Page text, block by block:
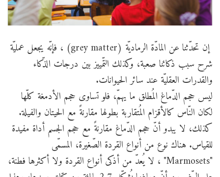
إن تحدّثنا عن المادّة الرماديّة (grey matter) ، فإنّه يجعل عمليّة
شرح سبب ذكائنا صعبة، وكذلك التّمييز بين درجات الذّكاء
والقدرات العقليّة عند سائر الحيوانات.
ليس حجم الدّماغ المُطلق ما يهمّ، فلو تساوى حجم الأدمغة كلّها
لكان النّاس كالأقزام المُتقاربة بطولها مقارنةً مع الحيتان والفيلة.
كذلك، لا يبدو أنّ حجم الدّماغ مقارنةً مع حجم الجسم أداة مفيدة
للقياس. هناك نوع من أنواع القردة الصّغيرة، المسمّى
"Marmosets" ، لا يُعدّ من أذكى أنواع القردة ولا أكثرها فطنة،